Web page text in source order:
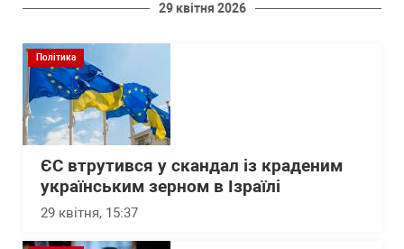
29 квітня 2026
Політика
ЄС втрутився у скандал із краденим
українським зерном в Ізраїлі
29 квітня, 15:37